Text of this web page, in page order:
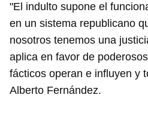
"El indulto supone el
en un sistema republicano
nosotros tenemos una
aplica en favor de
fácticos operan e influyen y
Alberto Fernández.